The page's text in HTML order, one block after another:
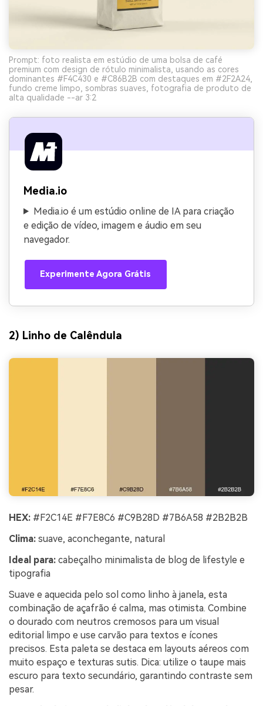
Prompt: foto realista em estúdio de uma bolsa de café
premium com design de rótulo minimalista, usando as cores
dominantes #F4C430 e #C86B2B com destaques em #2F2A24,
fundo creme limpo, sombras suaves, fotografia de produto de
alta qualidade --ar 3:2
Media.io
Media.io é um estúdio online de IA para criação
e edição de vídeo, imagem e áudio em seu
navegador.
Experimente Agora Grátis
2) Linho de Calêndula
HEX: #F2C14E #F7E8C6 #C9B28D #7B6A58 #2B2B2B
Clima: suave, aconchegante, natural
Ideal para: cabeçalho minimalista de blog de lifestyle e
tipografia
Suave e aquecida pelo sol como linho à janela, esta
combinação de açafrão é calma, mas otimista. Combine
o dourado com neutros cremosos para um visual
editorial limpo e use carvão para textos e ícones
precisos. Esta paleta se destaca em layouts aéreos com
muito espaço e texturas sutis. Dica: utilize o taupe mais
escuro para texto secundário, garantindo contraste sem
pesar.